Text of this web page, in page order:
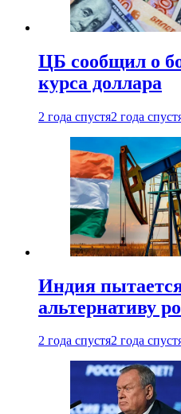
ЦБ сообщил о
курса доллара
2 года спустя2 года
Индия
альтернативу
2 года спустя2 года